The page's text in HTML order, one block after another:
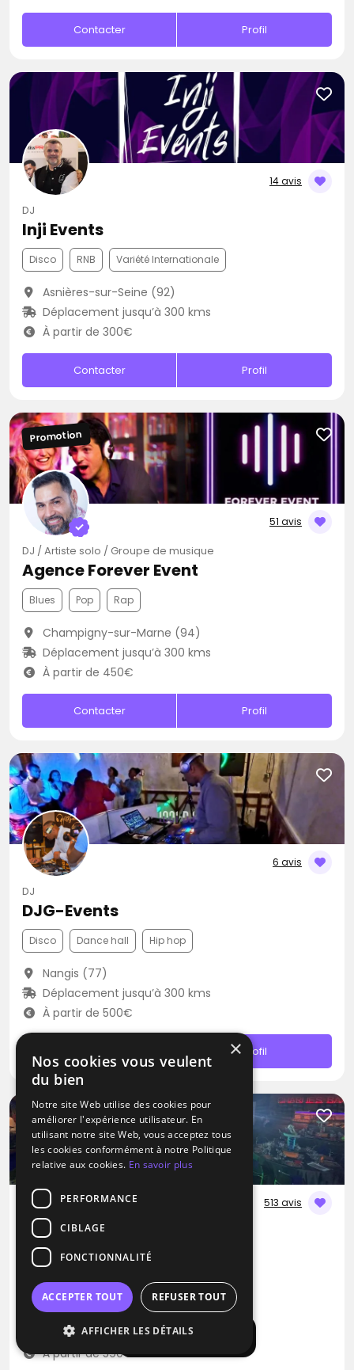
Afficher la carte
Contacter Profil
14 avis
DJ
Inji Events
Disco RNB Variété Internationale
Asnières-sur-Seine (92)
Déplacement jusqu’à 300 kms
À partir de 300€
Contacter Profil
51 avis
Promotion
DJ / Artiste solo / Groupe de musique
Agence Forever Event
Blues Pop Rap
Champigny-sur-Marne (94)
Déplacement jusqu’à 300 kms
À partir de 450€
Contacter Profil
6 avis
DJ
DJG-Events
Disco Dance hall Hip hop
Nangis (77)
Déplacement jusqu’à 300 kms
À partir de 500€
Profil
513 avis
DJ
LDGSON
Blues Pop Rap
Champs-sur-Marne (77)
Déplacement jusqu’à 300 kms
À partir de 590€
×
Nos cookies vous veulent
du bien
Notre site Web utilise des cookies pour
améliorer l'expérience utilisateur. En
utilisant notre site Web, vous acceptez tous
les cookies conformément à notre Politique
relative aux cookies. En savoir plus
PERFORMANCE
CIBLAGE
FONCTIONNALITÉ
ACCEPTER TOUT REFUSER TOUT
AFFICHER LES DÉTAILS